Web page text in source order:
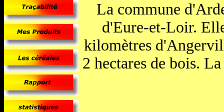
La commune
d'Eure-et-Loir.
kilomètres
2 hectares de bois.